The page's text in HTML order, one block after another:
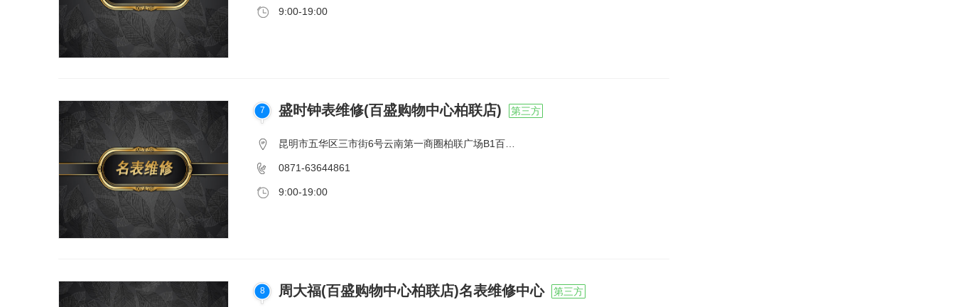
9:00-19:00
7 盛时钟表维修(百盛购物中心柏联店) 第三方
昆明市五华区三市街6号云南第一商圈柏联广场B1百盛购物中心F1
0871-63644861
9:00-19:00
8 周大福(百盛购物中心柏联店)名表维修中心 第三方